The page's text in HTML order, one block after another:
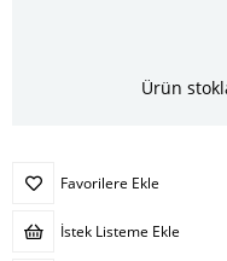
Ürün
Favorilere Ekle
İstek Listeme Ekle